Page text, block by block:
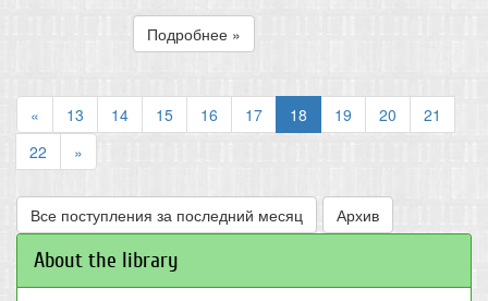
Подробнее »
« 13 14 15 16 17 18 19 20
21
22
»
Все поступления за последний месяц Архив
About the library